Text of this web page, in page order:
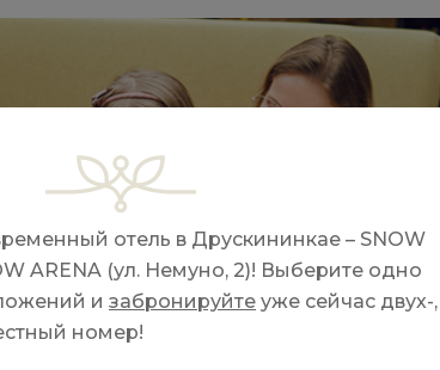
отель в Друскининкае – SNOW
ARENA (ул. Немуно, 2)! Выберите одно
и забронируйте уже сейчас двух-,
номер!